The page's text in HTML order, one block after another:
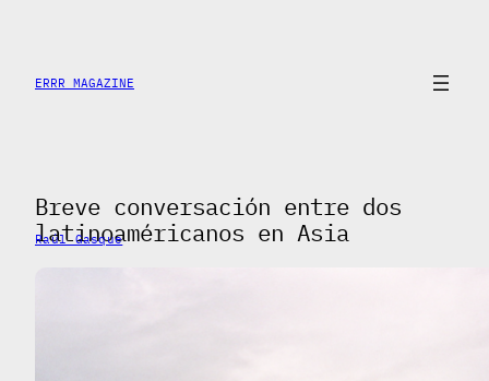
content
ERRR MAGAZINE
Breve conversación entre dos
latinoaméricanos en Asia
Raúl Gasque